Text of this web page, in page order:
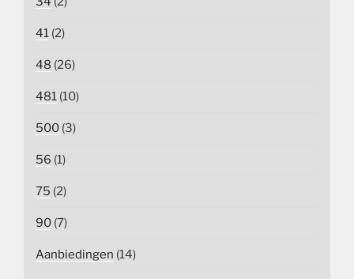
41 (2)
48 (26)
481 (10)
500 (3)
56 (1)
75 (2)
90 (7)
Aanbiedingen (14)